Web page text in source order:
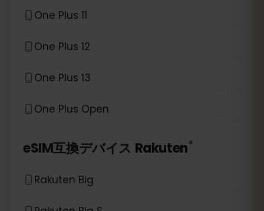
One Plus 11
One Plus 12
One Plus 13
One Plus Open
eSIM互換デバイス Rakuten*
Rakuten Big